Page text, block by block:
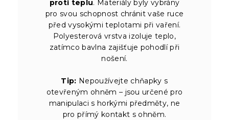
proti teplu. Materiály byly vybrány
pro svou schopnost chránit vaše ruce
před vysokými teplotami při vaření.
Polyesterová vrstva izoluje teplo,
zatímco bavlna zajišťuje pohodlí při
nošení.
Tip: Nepoužívejte chňapky s
otevřeným ohněm – jsou určené pro
manipulaci s horkými předměty, ne
pro přímý kontakt s ohněm.